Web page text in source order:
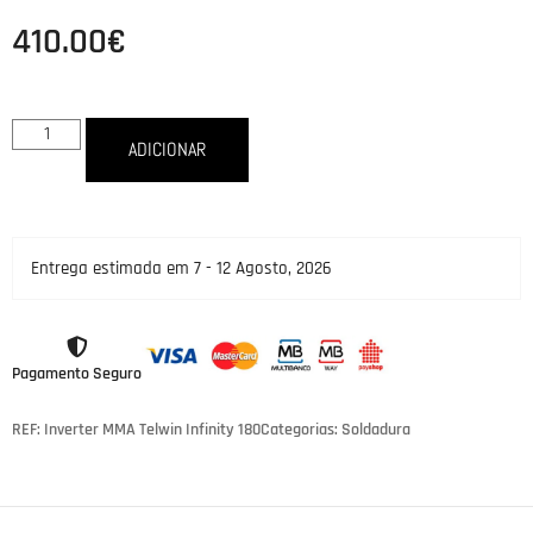
410.00€
ADICIONAR
Entrega estimada em 7 - 12 Agosto, 2026
Pagamento Seguro
REF: Inverter MMA Telwin Infinity 180Categorias: Soldadura